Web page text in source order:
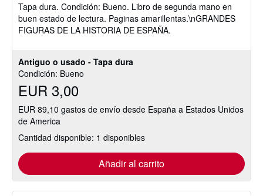
Antiguo o usado - Tapa dura
Condición: Bueno
EUR 3,00
EUR 89,10 gastos de envío desde España a Estados Unidos
de America
Cantidad disponible: 1 disponibles
Añadir al carrito
5
de
5
Tapa dura. Condición: Bueno. Libro de segunda mano en
buen estado de lectura. Paginas amarillentas.\nGRANDES
FIGURAS DE LA HISTORIA DE ESPAÑA.